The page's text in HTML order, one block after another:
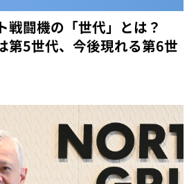
戦闘機の「世代」とは？
5世代、今後現れる第6世